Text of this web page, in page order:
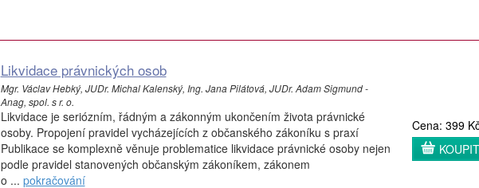
Likvidace právnických osob
Mgr. Václav Hebký, JUDr. Michal Kalenský, Ing. Jana Pilátová, JUDr. Adam Sigmund -
Anag, spol. s r. o.
Likvidace je seriózním, řádným a zákonným ukončením života právnické
osoby. Propojení pravidel vycházejících z občanského zákoníku s praxí
Publikace se komplexně věnuje problematice likvidace právnické osoby nejen
podle pravidel stanovených občanským zákoníkem, zákonem
o ... pokračování
Cena: 399
KOUPIT